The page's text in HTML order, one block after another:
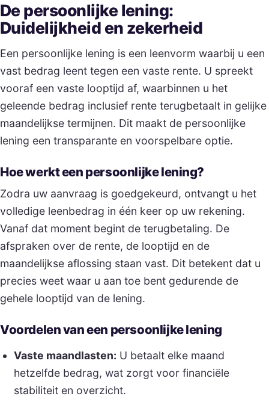
De persoonlijke lening:
Duidelijkheid en zekerheid
Een persoonlijke lening is een leenvorm waarbij u een
vast bedrag leent tegen een vaste rente. U spreekt
vooraf een vaste looptijd af, waarbinnen u het
geleende bedrag inclusief rente terugbetaalt in gelijke
maandelijkse termijnen. Dit maakt de persoonlijke
lening een transparante en voorspelbare optie.
Hoe werkt een persoonlijke lening?
Zodra uw aanvraag is goedgekeurd, ontvangt u het
volledige leenbedrag in één keer op uw rekening.
Vanaf dat moment begint de terugbetaling. De
afspraken over de rente, de looptijd en de
maandelijkse aflossing staan vast. Dit betekent dat u
precies weet waar u aan toe bent gedurende de
gehele looptijd van de lening.
Voordelen van een persoonlijke lening
Vaste maandlasten: U betaalt elke maand
hetzelfde bedrag, wat zorgt voor financiële
stabiliteit en overzicht.